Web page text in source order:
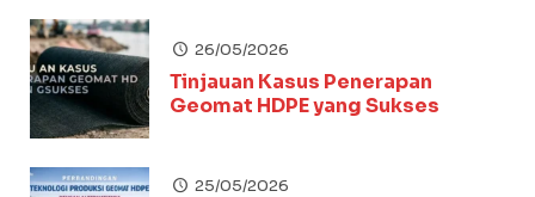
26/05/2026
Tinjauan Kasus Penerapan
Geomat HDPE yang Sukses
25/05/2026